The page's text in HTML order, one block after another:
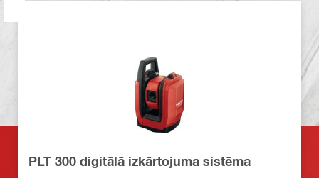
PLT 300 digitālā izkārtojuma sistēma